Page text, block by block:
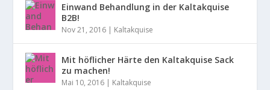
Einwand Behandlung in der Kaltakquise
B2B!
Nov 21, 2016 | Kaltakquise
Mit höflicher Härte den Kaltakquise Sack
zu machen!
Mai 10, 2016 | Kaltakquise